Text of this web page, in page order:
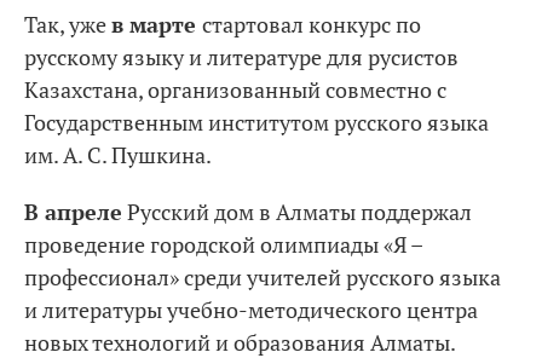
Так, ужев марте стартовал конкурс по
русскому языку и литературе для русистов
Казахстана, организованный совместно с
Государственным институтом русского языка
им. А. С. Пушкина.
В апреле Русский дом в Алматы поддержал
проведение городской олимпиады «Я –
профессионал» среди учителей русского языка
и литературы учебно-методического центра
новых технологий и образования Алматы.